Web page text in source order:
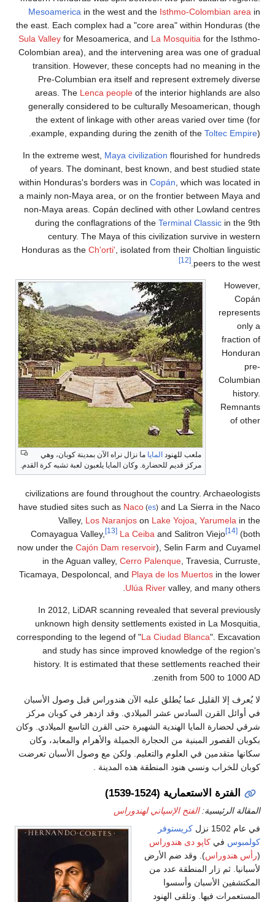
Mesoamericain the west and theIsthmo-Colombian
the east. Each complex had a "core area" within
Sula Valleyfor Mesoamerica, andLa Mosquitiafor the
Colombian area), and the intervening area was one of
transition. However, these concepts had no
Pre-Columbian era itself and represent extremely
areas. TheLenca peopleof the interior highlands
generally considered to be culturally Mesoamerican,
the extent of linkage with other areas varied over
example, expanding during the zenith of theToltec
In the extreme west,Maya civilization flourished for
of years. The dominant, best known, and best
within Honduras's borders was inCopán, which was
a mainly non-Maya area, or on the frontier between
non-Maya areas. Copán declined with other Lowland
during the conflagrations of theTerminal Classic
century. The Maya of this civilization survive in
Honduras as theCh'orti', isolated from their Choltian
peers to
[12]
المايا ما نزال نراه الآن بمدينة كوبان، وهي
مركز قديم للحضارة. وكان المايا يلعبون لعبة تشبه كرة القدم.
civilizations are found throughout the country.
have studied sites such asNaco( es)and La Sierra in
Valley,Los NaranjosonLake Yojoa,
Comayagua Valley,
La Ceibaand Salitron Viejo
now under theCajón Dam reservoir), Selin Farm and
in the Aguan valley,Cerro Palenque , Travesia,
Ticamaya, Despoloncal, andPlaya de los Muertosin
Ulúa Rivervalley, and many
In 2012, LiDAR scanning revealed that several
unknown high density settlements existed in La
corresponding to the legend of " La Ciudad Blanca".
and study has since improved knowledge of the
history. It is estimated that these settlements
zenith from 500 to
إلا القليل عما يُطلق عليه الآن هندوراس قبل وصول الأسبان
القرن السادس عشر الميلادي. وقد ازدهر في كوبان مركز
المايا الهندية الشهيرة حتى القرن التاسع الميلادي. وكان
المبنية من الحجارة الجميلة والأهرام والمعابد، وكان
متقدمين في العلوم والتعليم. ولكن مع وصول الأسبان تعرضت
ونسي هنود المنطقة هذه المدينة .
الاستعمارية (1524-1539)
الرئيسية:الفتح الإسپاني لهندوراس
كريستوفر
فيكاپو دى هندوراس
). وقد ضم الأرض
ثم زار المنطقة عدد من
الأسبان وأسسوا
فيها. وتلقى الهنود